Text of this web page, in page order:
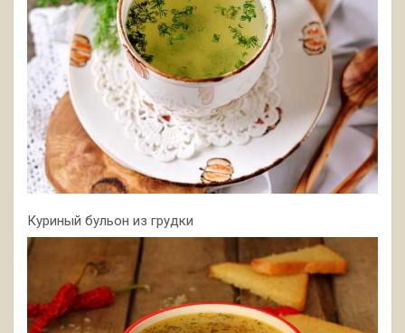
Куриный бульон из грудки